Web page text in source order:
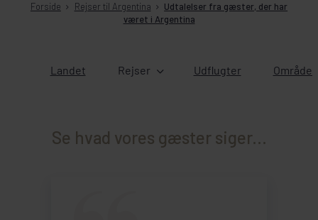
Forside Rejser til Argentina
Udtalelser fra gæster, der har
været i Argentina
Landet Rejser Udflugter
Se hvad vores gæster siger...